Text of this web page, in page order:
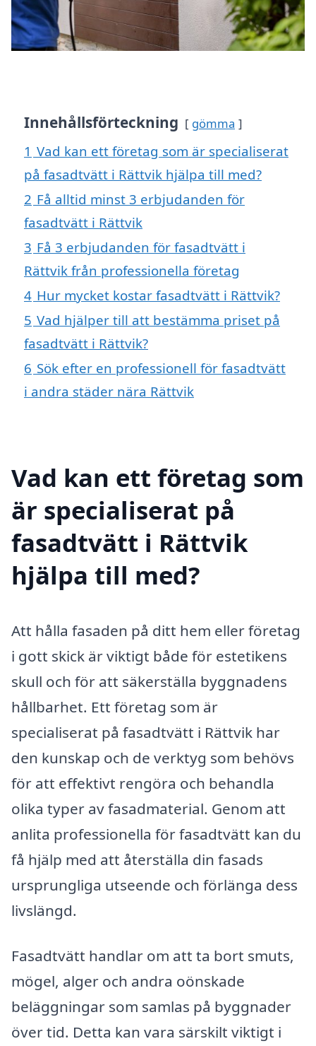
Innehållsförteckning gömma
1 Vad kan ett företag som är specialiserat
på fasadtvätt i Rättvik hjälpa till med?
2 Få alltid minst 3 erbjudanden för
fasadtvätt i Rättvik
3 Få 3 erbjudanden för fasadtvätt i
Rättvik från professionella företag
4 Hur mycket kostar fasadtvätt i Rättvik?
5 Vad hjälper till att bestämma priset på
fasadtvätt i Rättvik?
6 Sök efter en professionell för fasadtvätt
i andra städer nära Rättvik
Vad kan ett företag som
är specialiserat på
fasadtvätt i Rättvik
hjälpa till med?
Att hålla fasaden på ditt hem eller företag
i gott skick är viktigt både för estetikens
skull och för att säkerställa byggnadens
hållbarhet. Ett företag som är
specialiserat på fasadtvätt i Rättvik har
den kunskap och de verktyg som behövs
för att effektivt rengöra och behandla
olika typer av fasadmaterial. Genom att
anlita professionella för fasadtvätt kan du
få hjälp med att återställa din fasads
ursprungliga utseende och förlänga dess
livslängd.
Fasadtvätt handlar om att ta bort smuts,
mögel, alger och andra oönskade
beläggningar som samlas på byggnader
över tid. Detta kan vara särskilt viktigt i